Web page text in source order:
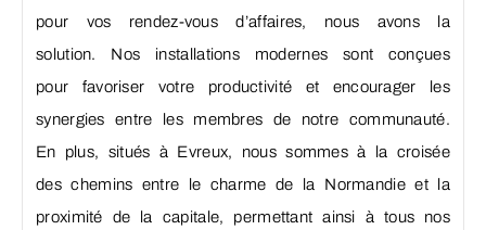
pour vos rendez-vous d’affaires, nous avons la
solution. Nos installations modernes sont conçues
pour favoriser votre productivité et encourager les
synergies entre les membres de notre communauté.
En plus, situés à Evreux, nous sommes à la croisée
des chemins entre le charme de la Normandie et la
proximité de la capitale, permettant ainsi à tous nos